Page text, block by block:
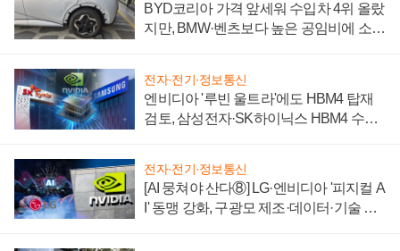
BYD코리아 가격 앞세워 수입차 4위 올랐
지만, BMW·벤츠보다 높은 공임비에 소비
전자·전기·정보통신
엔비디아 '루빈 울트라'에도 HBM4 탑재
검토, 삼성전자·SK하이닉스 HBM4 수율
전자·전기·정보통신
[AI 뭉쳐야 산다⑧] LG·엔비디아 '피지컬 A
I' 동맹 강화, 구광모 제조·데이터·기술 결